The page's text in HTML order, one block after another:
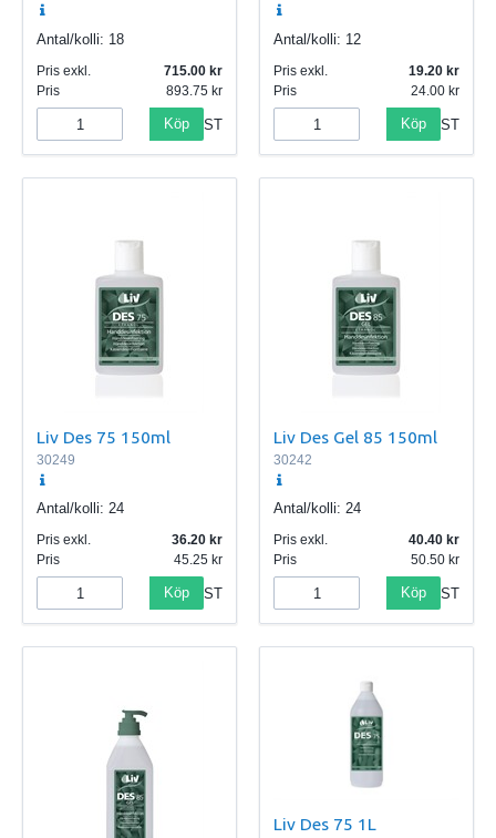
Antal/kolli: 18
Pris exkl.
715.00
Pris
893.75
Köp ST
Antal/kolli: 12
Pris exkl.
19.20
Pris
24.00
Köp ST
Liv Des 75 150ml
30249
Antal/kolli: 24
Pris exkl.
36.20
Pris
45.25
Köp ST
Liv Des Gel 85 150ml
30242
Antal/kolli: 24
Pris exkl.
40.40
Pris
50.50
Köp ST
Liv Des 75 1L